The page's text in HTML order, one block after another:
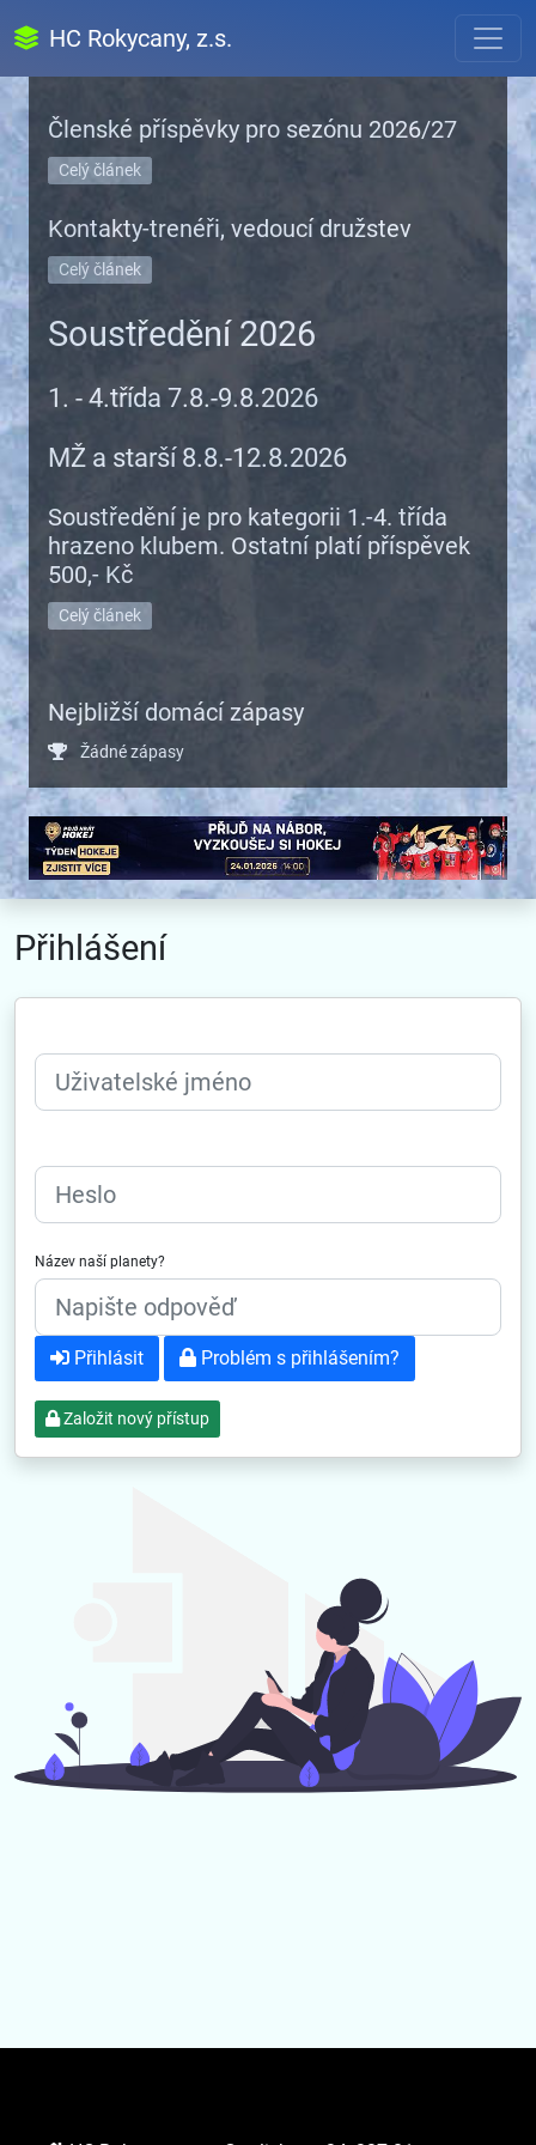
HC Rokycany, z.s.
Členské příspěvky pro sezónu 2026/27
Celý článek
Kontakty-trenéři, vedoucí družstev
Celý článek
Soustředění 2026
1. - 4.třída 7.8.-9.8.2026
MŽ a starší 8.8.-12.8.2026
Soustředění je pro kategorii 1.-4. třída
hrazeno klubem. Ostatní platí příspěvek
500,- Kč
Celý článek
Nejbližší domácí zápasy
Žádné zápasy
Přihlášení
Název naší planety?
Přihlásit Problém s přihlášením?
Založit nový přístup